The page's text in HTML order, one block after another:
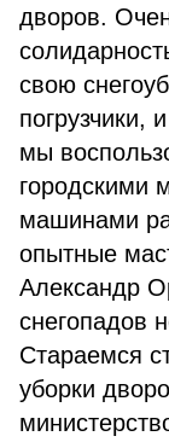
дворов.
свою
погрузчики,
мы
городскими
машинами
опытные
Александр
снегопадов
Стараемся
уборки